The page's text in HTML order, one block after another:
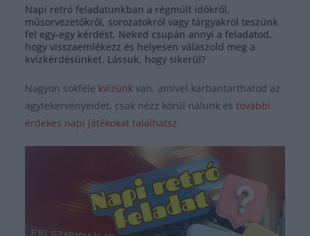
Napi retró feladatunkban a régmúlt időkről,
műsorvezetőkről, sorozatokról vagy tárgyakról teszünk
fel egy-egy kérdést. Neked csupán annyi a feladatod,
hogy visszaemlékezz és helyesen válaszold meg a
kvízkérdésünket. Lássuk, hogy sikerül?
Nagyon sokféle kvízünk van, amivel karbantarthatod az
agytekervényeidet, csak nézz körül nálunk és további
érdekes napi játékokat találhatsz.